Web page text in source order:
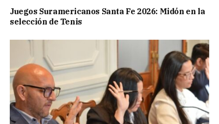
Juegos Suramericanos Santa Fe 2026: Midón en la
selección de Tenis